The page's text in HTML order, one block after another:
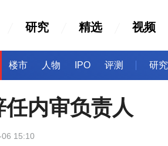
研究 精选 视频
楼市 人物 IPO 评测 研究
内审负责人
15:10